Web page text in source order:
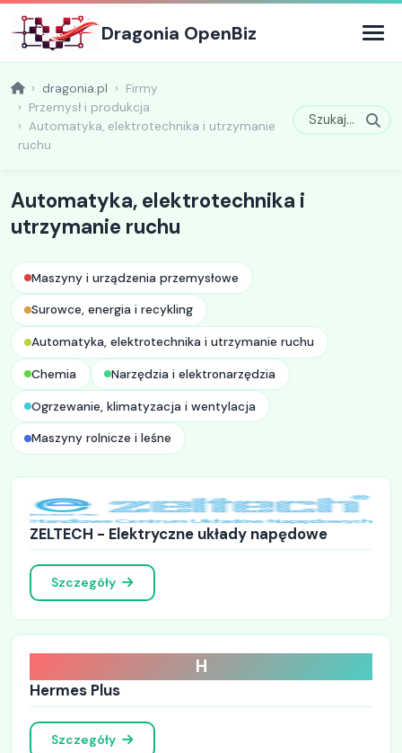
Dragonia OpenBiz
dragonia.pl
Firmy
Przemysł i produkcja
Automatyka, elektrotechnika i utrzymanie
ruchu
Automatyka, elektrotechnika i
utrzymanie ruchu
Maszyny i urządzenia przemysłowe
Surowce, energia i recykling
Automatyka, elektrotechnika i utrzymanie ruchu
Chemia Narzędzia i elektronarzędzia
Ogrzewanie, klimatyzacja i wentylacja
Maszyny rolnicze i leśne
ZELTECH - Elektryczne układy napędowe
Szczegóły
H
Hermes Plus
Szczegóły